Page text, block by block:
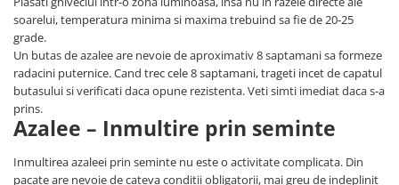
soarelui, temperatura minima si maxima trebuind sa fie de 20-25
grade.
Un butas de azalee are nevoie de aproximativ 8 saptamani sa formeze
radacini puternice. Cand trec cele 8 saptamani, trageti incet de capatul
butasului si verificati daca opune rezistenta. Veti simti imediat daca s-a
prins.
Azalee – Inmultire prin seminte
Inmultirea azaleei prin seminte nu este o activitate complicata. Din
pacate are nevoie de cateva conditii obligatorii, mai greu de indeplinit